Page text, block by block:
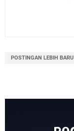
POSTINGAN LEBIH BARU